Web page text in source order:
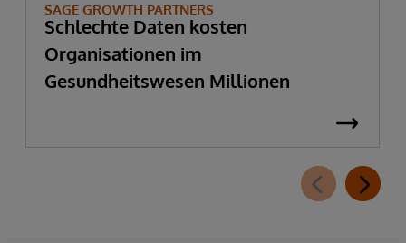
SAGE GROWTH PARTNERS
Schlechte Daten kosten
Organisationen im
Gesundheitswesen Millionen